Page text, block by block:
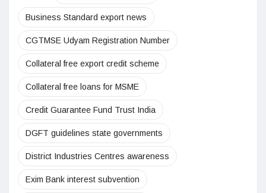
Business Standard export news
CGTMSE Udyam Registration Number
Collateral free export credit scheme
Collateral free loans for MSME
Credit Guarantee Fund Trust India
DGFT guidelines state governments
District Industries Centres awareness
Exim Bank interest subvention